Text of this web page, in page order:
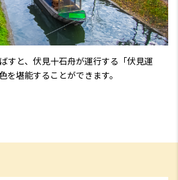
すと、伏見十石舟が運行する「伏見運
を堪能することができます。